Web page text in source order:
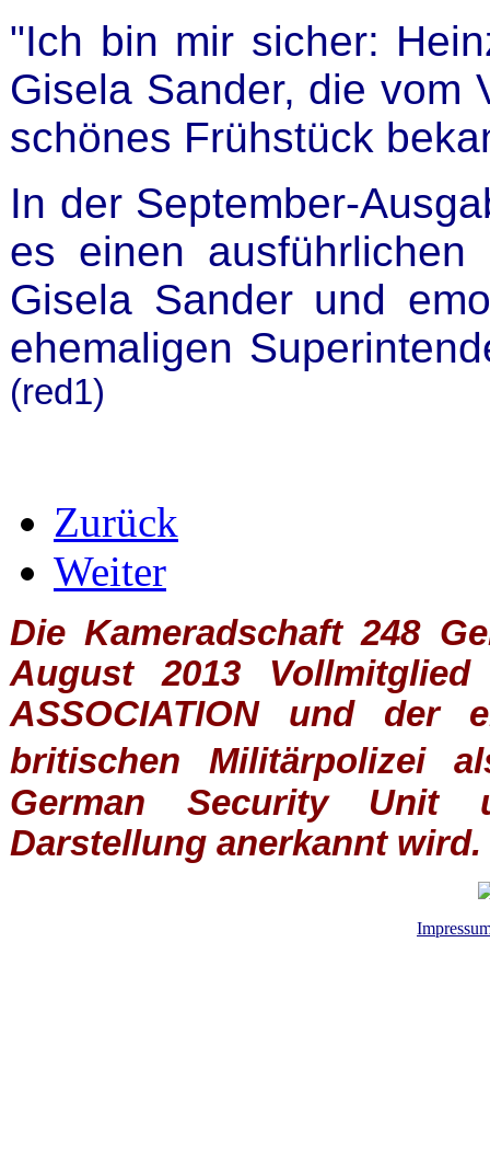
"Ich bin mir sicher:
Gisela Sander, die vom
schönes Frühstück
In der September-
es einen
Gisela Sander und
ehemaligen
(red1)
Zurück
Weiter
Die Kameradschaft 248
August 2013
ASSOCIATIONund der
britischen
Militärpolizei
German Security Unit
Darstellung anerkannt wird.